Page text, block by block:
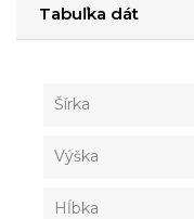
Tabuľka dát
Šírka
Výška
Hĺbka